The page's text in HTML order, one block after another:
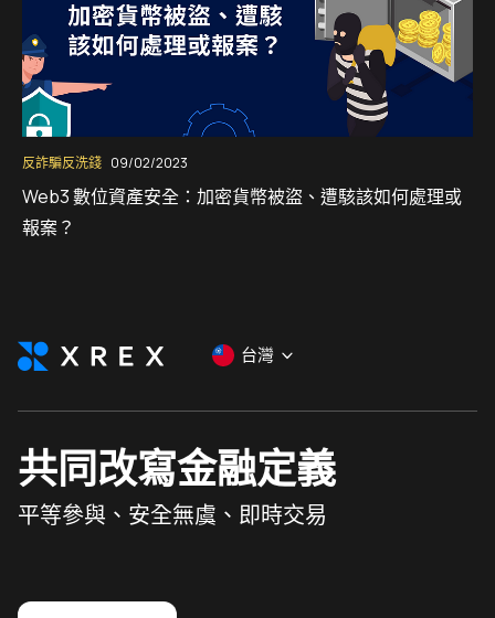
反詐騙反洗錢 09/02/2023
Web3 數位資產安全：加密貨幣被盜、遭駭該如何處理或
報案？
台灣
共同改寫金融定義
平等參與、安全無虞、即時交易